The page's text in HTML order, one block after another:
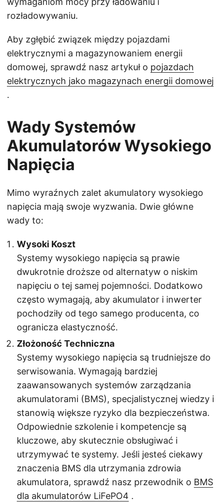
rozładowywaniu.
Aby zgłębić związek między pojazdami
elektrycznymi a magazynowaniem energii
domowej, sprawdź nasz artykuł o pojazdach
elektrycznych jako magazynach energii domowej
.
Wady Systemów
Akumulatorów Wysokiego
Napięcia
Mimo wyraźnych zalet akumulatory wysokiego
napięcia mają swoje wyzwania. Dwie główne
wady to:
Wysoki Koszt
Systemy wysokiego napięcia są prawie
dwukrotnie droższe od alternatyw o niskim
napięciu o tej samej pojemności. Dodatkowo
często wymagają, aby akumulator i inwerter
pochodziły od tego samego producenta, co
ogranicza elastyczność.
Złożoność Techniczna
Systemy wysokiego napięcia są trudniejsze do
serwisowania. Wymagają bardziej
zaawansowanych systemów zarządzania
akumulatorami (BMS), specjalistycznej wiedzy i
stanowią większe ryzyko dla bezpieczeństwa.
Odpowiednie szkolenie i kompetencje są
kluczowe, aby skutecznie obsługiwać i
utrzymywać te systemy. Jeśli jesteś ciekawy
znaczenia BMS dla utrzymania zdrowia
akumulatora, sprawdź nasz przewodnik o BMS
dla akumulatorów LiFePO4 .